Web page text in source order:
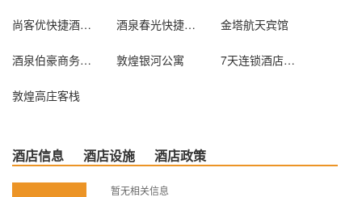
尚客优快捷酒店（敦煌天河湾店） 酒泉春光快捷宾馆 金塔航天宾馆
酒泉伯豪商务宾馆 敦煌银河公寓 7天连锁酒店（敦煌夜市店）
敦煌高庄客栈
酒店信息 酒店设施 酒店政策
暂无相关信息